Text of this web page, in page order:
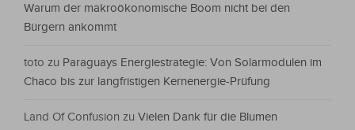
Warum der makroökonomische Boom nicht bei den
Bürgern ankommt
toto zu Paraguays Energiestrategie: Von Solarmodulen im
Chaco bis zur langfristigen Kernenergie-Prüfung
Land Of Confusion zu Vielen Dank für die Blumen